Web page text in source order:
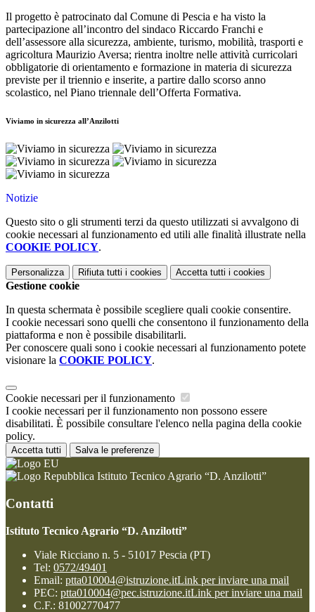
Il progetto è patrocinato dal Comune di Pescia e ha visto la
partecipazione all’incontro del sindaco Riccardo Franchi e
dell’assessore alla sicurezza, ambiente, turismo, mobilità, trasporti e
agricoltura Maurizio Aversa; rientra inoltre nelle attività curricolari
obbligatorie di orientamento e formazione in materia di sicurezza
previste per il triennio e inserite, a partire dallo scorso anno
scolastico, nel Piano triennale dell’Offerta Formativa.
Viviamo in sicurezza all’Anzilotti
Notizie
Questo sito o gli strumenti terzi da questo utilizzati si avvalgono di
cookie necessari al funzionamento ed utili alle finalità illustrate nella
COOKIE POLICY.
Personalizza Rifiuta tutti i cookies Accetta tutti i cookies
Gestione cookie
In questa schermata è possibile scegliere quali cookie consentire.
I cookie necessari sono quelli che consentono il funzionamento della
piattaforma e non è possibile disabilitarli.
Per conoscere quali sono i cookie necessari al funzionamento potete
visionare la COOKIE POLICY.
Cookie necessari per il funzionamento
I cookie necessari per il funzionamento non possono essere
disabilitati. È possibile consultare l'elenco nella pagina della cookie
policy.
Accetta tutti Salva le preferenze
Istituto Tecnico Agrario “D. Anzilotti”
Contatti
Istituto Tecnico Agrario “D. Anzilotti”
Viale Ricciano n. 5 - 51017 Pescia (PT)
Tel: 0572/49401
Email: ptta010004@istruzione.itLink per inviare una mail
PEC: ptta010004@pec.istruzione.itLink per inviare una mail
C.F.: 81002770477